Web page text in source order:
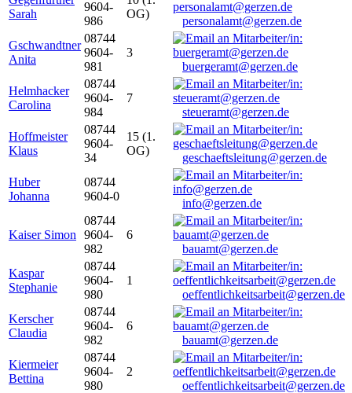
Sarah
9604-
986
OG)
personalamt@gerzen.de
Gschwandtner
Anita
08744
9604-
981
3
buergeramt@gerzen.de
Helmhacker
Carolina
08744
9604-
984
7
steueramt@gerzen.de
Hoffmeister
Klaus
08744
9604-
34
15 (1.
OG)
geschaeftsleitung@gerzen.de
Huber
Johanna
08744
9604-0
info@gerzen.de
Kaiser Simon
08744
9604-
982
6
bauamt@gerzen.de
Kaspar
Stephanie
08744
9604-
980
1
oeffentlichkeitsarbeit@gerzen.de
Kerscher
Claudia
08744
9604-
982
6
bauamt@gerzen.de
Kiermeier
Bettina
08744
9604-
980
2
oeffentlichkeitsarbeit@gerzen.de